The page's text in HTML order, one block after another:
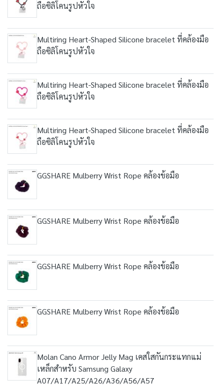
ถือซิลิโคนรูปหัวใจ
Multiring Heart-Shaped Silicone bracelet ที่คล้องมือ
ถือซิลิโคนรูปหัวใจ
Multiring Heart-Shaped Silicone bracelet ที่คล้องมือ
ถือซิลิโคนรูปหัวใจ
Multiring Heart-Shaped Silicone bracelet ที่คล้องมือ
ถือซิลิโคนรูปหัวใจ
GGSHARE Mulberry Wrist Rope คล้องข้อมือ
GGSHARE Mulberry Wrist Rope คล้องข้อมือ
GGSHARE Mulberry Wrist Rope คล้องข้อมือ
GGSHARE Mulberry Wrist Rope คล้องข้อมือ
Molan Cano Armor Jelly Mag เคสใสกันกระแทกแม่
เหล็กสำหรับ Samsung Galaxy
A07/A17/A25/A26/A36/A56/A57